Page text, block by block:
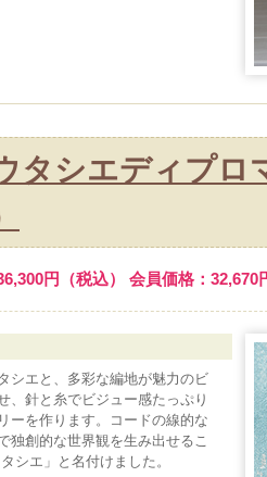
タシエディプロ
円（税込） 会員価格：32,670
シエと、多彩な編地が魅力のビ
、針と糸でビジュー感たっぷり
ーを作ります。コードの線的な
独創的な世界観を生み出せるこ
シエ」と名付けました。